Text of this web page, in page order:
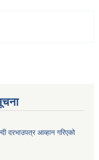
दरभाउपत्र आव्हान गरिएको